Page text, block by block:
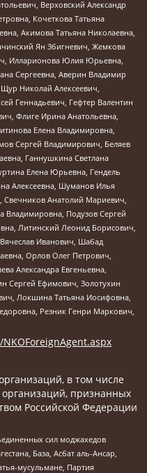
Верховский Александр
Кочеткова Татьяна
Акимова Татьяна Николаевна,
Ян Збигневич, Жемкова
Илларионова Юлия Юрьевна,
Сергеевна, Аверин Владимир
Николай Алексеевич,
Геннадьевич, Гефтер Валентин
Флиге Ирина Анатольевна,
Елена Владимировна,
Сергей Владимирович, Беляев
Ганнушкина Светлана
Елена Юрьевна, Гендель
Алексеевна, Шуманов Илья
Свечников Анатолий Мариевич,
Подузов Сергей
Литинский Леонид Борисович,
Иванович, Шабад
Орлов Олег Петрович,
Александра Евгеньевна,
Сергей Ефимович, Золотухин
Локшина Татьяна Иосифовна,
Резник Генри Маркович,
в том числе
признанных
Российской Федерации
сил моджахедов
База, Асбат аль-Ансар,
мусульмане, Партия